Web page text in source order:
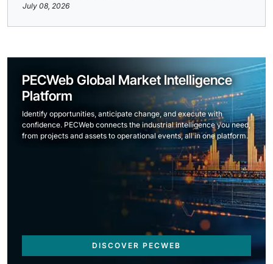
July 08, 2026
PECWeb Global Market Intelligence
Platform
Identify opportunities, anticipate change, and execute with
confidence. PECWeb connects the industrial intelligence you need,
from projects and assets to operational events, all in one platform.
DISCOVER PECWEB